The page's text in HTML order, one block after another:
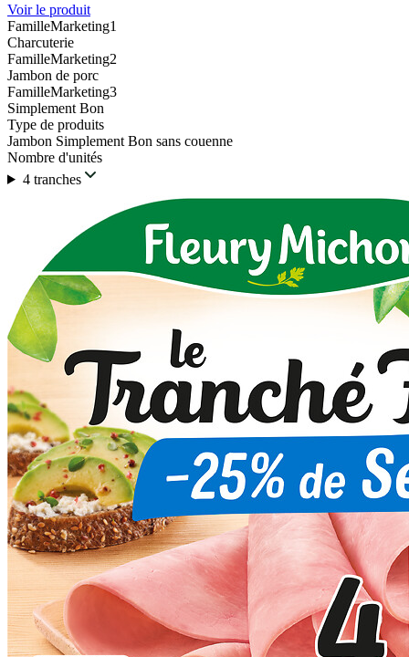
Voir le produit
FamilleMarketing1
Charcuterie
FamilleMarketing2
Jambon de porc
FamilleMarketing3
Simplement Bon
Type de produits
Jambon Simplement Bon sans couenne
Nombre d'unités
4 tranches